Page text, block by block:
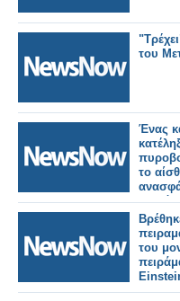
του
Ένας
το
μετρό
του